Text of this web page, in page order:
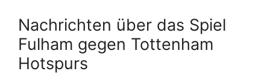
Nachrichten über das Spiel
Fulham gegen Tottenham
Hotspurs